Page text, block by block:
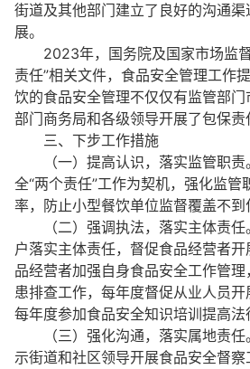
街道及其他部门建立了良好的沟通
展。
2023年，国务院及国家市场监
责任”相关文件，食品安全管理工作
饮的食品安全管理不仅仅有监管部
部门商务局和各级领导开展了包保责
三、下步工作措施
（一）提高认识，落实监管职
全“两个责任”工作为契机，强化监管
率，防止小型餐饮单位监督覆盖不到
（二）强调执法，落实主体责
户落实主体责任，督促食品经营者
品经营者加强自身食品安全工作管
患排查工作，每年度督促从业人员开
每年度参加食品安全知识培训提高法
（三）强化沟通，落实属地责
示街道和社区领导开展食品安全督